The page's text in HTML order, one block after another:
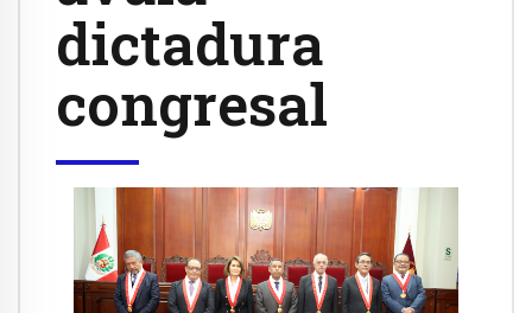
dictadura
congresal